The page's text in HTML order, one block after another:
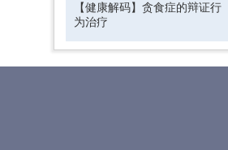
【健康解码】贪食症的辩证行
为治疗